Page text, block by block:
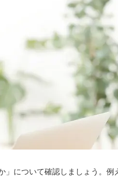
」について確認しましょう。例